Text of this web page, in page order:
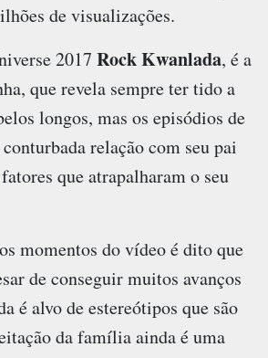
de visualizações.
2017 Rock Kwanlada, é a
que revela sempre ter tido a
longos, mas os episódios de
relação com seu pai
que atrapalharam o seu
momentos do vídeo é dito que
de conseguir muitos avanços
é alvo de estereótipos que são
da família ainda é uma